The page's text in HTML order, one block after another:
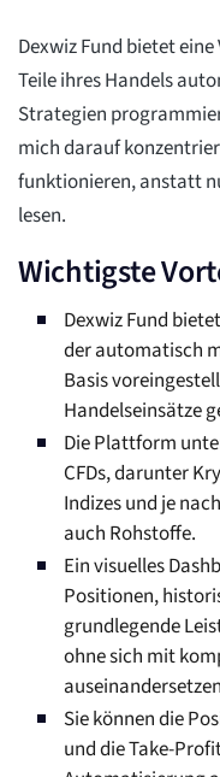
Dexwiz Fund bietet
Teile ihres Handels
Strategien
mich darauf
funktionieren, anstatt
lesen.
Wichtigste
Dexwiz Fund
der automatisch
Basis
Handelseinsätze
Die Plattform
CFDs, darunter
Indizes und je
auch Rohstoffe.
Ein visuelles
Positionen,
grundlegende
ohne sich mit
Sie können die
und die Take-